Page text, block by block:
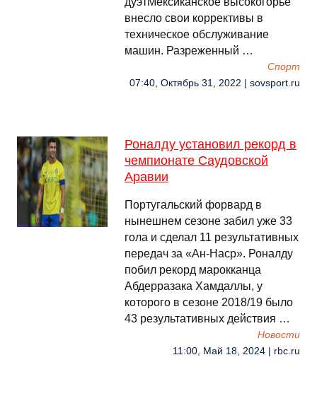
внесло свои коррективы в
техническое обслуживание
машин. Разреженный …
Спорт
07:40, Октябрь 31, 2022 | sovsport.ru
Роналду установил рекорд в
чемпионате Саудовской
Аравии
Португальский форвард в
нынешнем сезоне забил уже 33
гола и сделал 11 результативных
передач за «Ан-Наср». Роналду
побил рекорд марокканца
Абдерразака Хамдаллы, у
которого в сезоне 2018/19 было
43 результативных действия …
Новости
11:00, Май 18, 2024 | rbc.ru